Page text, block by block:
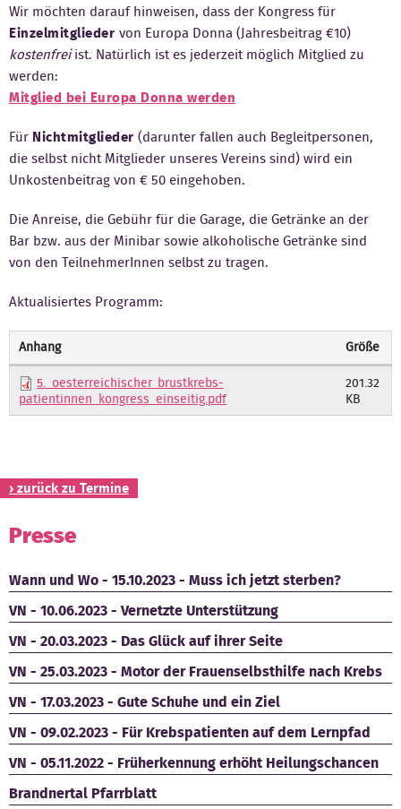
Kontakt
Wir möchten darauf hinweisen, dass der Kongress für
Einzelmitglieder von Europa Donna (Jahresbeitrag €10)
kostenfreiist. Natürlich ist es jederzeit möglich Mitglied zu
werden:
Mitglied bei Europa Donna werden
Für Nichtmitglieder (darunter fallen auch Begleitpersonen,
die selbst nicht Mitglieder unseres Vereins sind) wird ein
Unkostenbeitrag von € 50 eingehoben.
Die Anreise, die Gebühr für die Garage, die Getränke an der
Bar bzw. aus der Minibar sowie alkoholische Getränke sind
von den TeilnehmerInnen selbst zu tragen.
Aktualisiertes Programm:
Anhang
Größe
5._oesterreichischer_brustkrebs-
patientinnen_kongress_einseitig.pdf
201.32
KB
› zurück zu Termine
Presse
Wann und Wo - 15.10.2023 - Muss ich jetzt sterben?
VN - 10.06.2023 - Vernetzte Unterstützung
VN - 20.03.2023 - Das Glück auf ihrer Seite
VN - 25.03.2023 - Motor der Frauenselbsthilfe nach Krebs
VN - 17.03.2023 - Gute Schuhe und ein Ziel
VN - 09.02.2023 - Für Krebspatienten auf dem Lernpfad
VN - 05.11.2022 - Früherkennung erhöht Heilungschancen
Brandnertal Pfarrblatt